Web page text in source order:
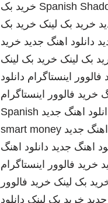
Spanish خرید بک
خرید بک لینک خرید بک
دانلود اهنگ جدید خرید
بک لینک خرید بک لینک
فالوور اینستاگرام دانلود
خرید فالوور اینستاگرام
اهنگ جدید Spanish
اهنگ جدید smart money
اهنگ جدید دانلود اهنگ
خرید فالوور اینستاگرام
بک لینک خرید فالوور
خرید بک لینک دانلود